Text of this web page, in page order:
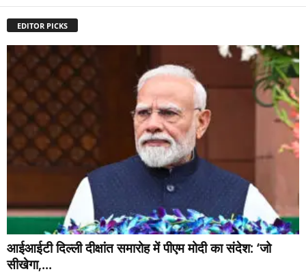
EDITOR PICKS
आईआईटी दिल्ली दीक्षांत समारोह में पीएम मोदी का संदेश: ‘जो
सीखेगा,...